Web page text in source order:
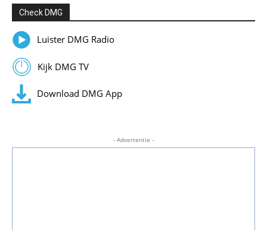
Check DMG
Luister DMG Radio
Kijk DMG TV
Download DMG App
- Advertentie -